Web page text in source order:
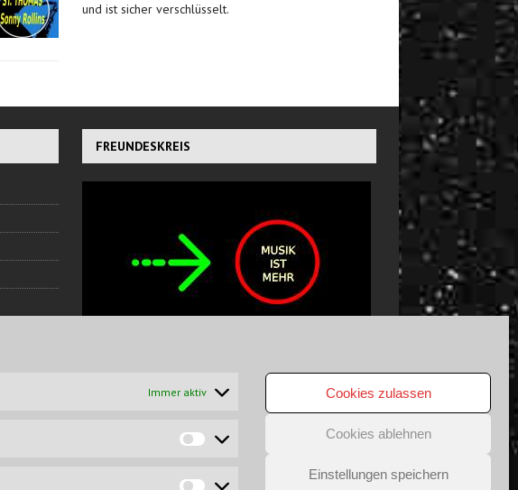
Immer aktiv Cookies zulassen
Cookies ablehnen
Einstellungen speichern
und ist sicher verschlüsselt.
FREUNDESKREIS